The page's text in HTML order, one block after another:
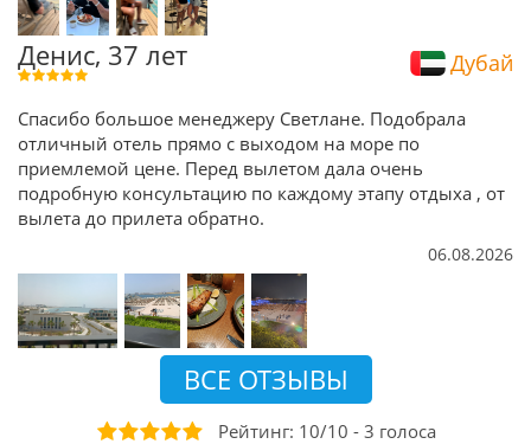
Денис, 37 лет Дубай
Спасибо большое менеджеру Светлане. Подобрала
отличный отель прямо с выходом на море по
приемлемой цене. Перед вылетом дала очень
подробную консультацию по каждому этапу отдыха , от
вылета до прилета обратно.
06.08.2026
ВСЕ ОТЗЫВЫ
Рейтинг: 10/10 - 3 голоса